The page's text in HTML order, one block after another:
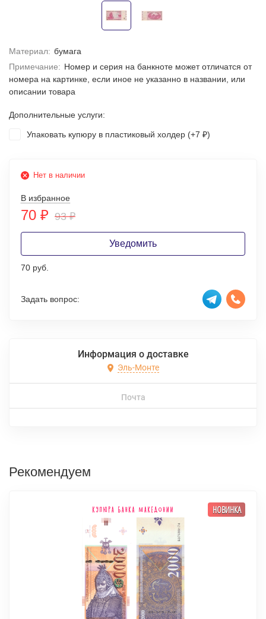
Материал: бумага
Примечание: Номер и серия на банкноте может отличатся от
номера на картинке, если иное не указанно в названии, или
описании товара
Дополнительные услуги:
Упаковать купюру в пластиковый холдер (+7 ₽)
Нет в наличии
В избранное
70 ₽ 93₽
Уведомить
70 руб.
Задать вопрос:
Информация о доставке
Эль-Монте
Почта
Рекомендуем
НОВИНКА